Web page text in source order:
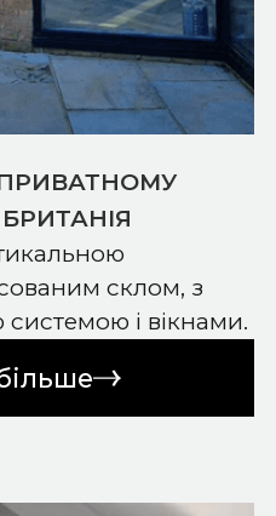
склом, з
і вікнами.